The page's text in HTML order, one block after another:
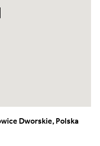
Dworskie, Polska